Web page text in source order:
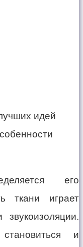
его
ткани играет
и